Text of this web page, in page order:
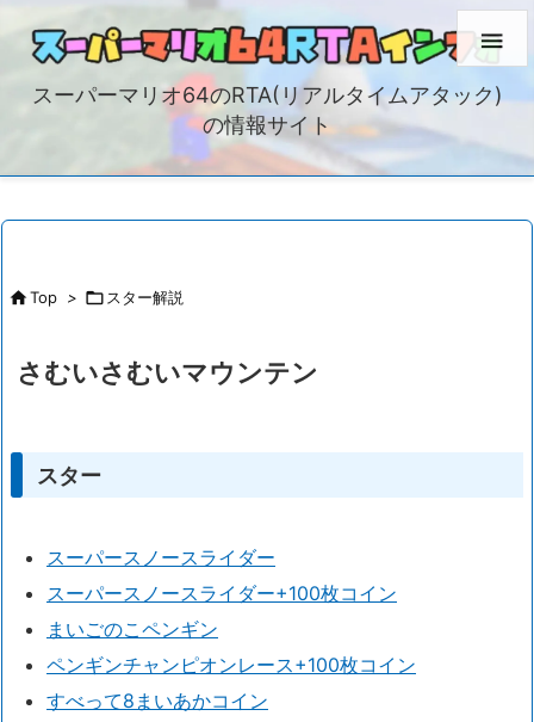
スーパーマリオ64のRTA(リアルタイムアタック)
の情報サイト

Top > スター解説
さむいさむいマウンテン
スター
スーパースノースライダー
スーパースノースライダー+100枚コイン
まいごのこペンギン
ペンギンチャンピオンレース+100枚コイン
すべって8まいあかコイン